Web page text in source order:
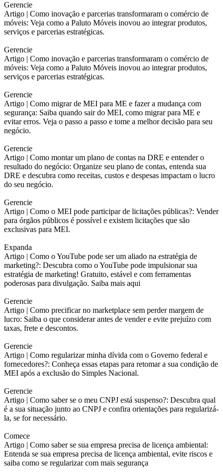
Gerencie
Artigo | Como inovação e parcerias transformaram o comércio de
móveis: Veja como a Paluto Móveis inovou ao integrar produtos,
serviços e parcerias estratégicas.
Gerencie
Artigo | Como inovação e parcerias transformaram o comércio de
móveis: Veja como a Paluto Móveis inovou ao integrar produtos,
serviços e parcerias estratégicas.
Gerencie
Artigo | Como migrar de MEI para ME e fazer a mudança com
segurança: Saiba quando sair do MEI, como migrar para ME e
evitar erros. Veja o passo a passo e tome a melhor decisão para seu
negócio.
Gerencie
Artigo | Como montar um plano de contas na DRE e entender o
resultado do negócio: Organize seu plano de contas, entenda sua
DRE e descubra como receitas, custos e despesas impactam o lucro
do seu negócio.
Gerencie
Artigo | Como o MEI pode participar de licitações públicas?: Vender
para órgãos públicos é possível e existem licitações que são
exclusivas para MEI.
Expanda
Artigo | Como o YouTube pode ser um aliado na estratégia de
marketing?: Descubra como o YouTube pode impulsionar sua
estratégia de marketing! Gratuito, estável e com ferramentas
poderosas para divulgação. Saiba mais aqui
Gerencie
Artigo | Como precificar no marketplace sem perder margem de
lucro: Saiba o que considerar antes de vender e evite prejuízo com
taxas, frete e descontos.
Gerencie
Artigo | Como regularizar minha dívida com o Governo federal e
fornecedores?: Conheça essas etapas para retomar a sua condição de
MEI após a exclusão do Simples Nacional.
Gerencie
Artigo | Como saber se o meu CNPJ está suspenso?: Descubra qual
é a sua situação junto ao CNPJ e confira orientações para regularizá-
la, se for necessário.
Comece
Artigo | Como saber se sua empresa precisa de licença ambiental:
Entenda se sua empresa precisa de licença ambiental, evite riscos e
saiba como se regularizar com mais segurança